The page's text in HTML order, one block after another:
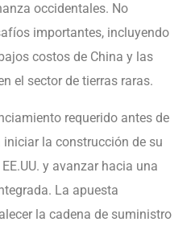
occidentales. No
importantes, incluyendo
costos de China y las
el sector de tierras raras.
requerido antes de
la construcción de su
y avanzar hacia una
La apuesta
la cadena de suministro